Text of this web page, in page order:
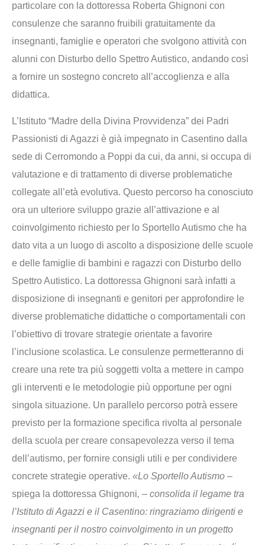
particolare con la dottoressa Roberta Ghignoni con
consulenze che saranno fruibili gratuitamente da
insegnanti, famiglie e operatori che svolgono attività con
alunni con Disturbo dello Spettro Autistico, andando così
a fornire un sostegno concreto all’accoglienza e alla
didattica.
L’Istituto “Madre della Divina Provvidenza” dei Padri
Passionisti di Agazzi è già impegnato in Casentino dalla
sede di Cerromondo a Poppi da cui, da anni, si occupa di
valutazione e di trattamento di diverse problematiche
collegate all’età evolutiva. Questo percorso ha conosciuto
ora un ulteriore sviluppo grazie all’attivazione e al
coinvolgimento richiesto per lo Sportello Autismo che ha
dato vita a un luogo di ascolto a disposizione delle scuole
e delle famiglie di bambini e ragazzi con Disturbo dello
Spettro Autistico. La dottoressa Ghignoni sarà infatti a
disposizione di insegnanti e genitori per approfondire le
diverse problematiche didattiche o comportamentali con
l’obiettivo di trovare strategie orientate a favorire
l’inclusione scolastica. Le consulenze permetteranno di
creare una rete tra più soggetti volta a mettere in campo
gli interventi e le metodologie più opportune per ogni
singola situazione. Un parallelo percorso potrà essere
previsto per la formazione specifica rivolta al personale
della scuola per creare consapevolezza verso il tema
dell’autismo, per fornire consigli utili e per condividere
concrete strategie operative. «Lo Sportello Autismo –
spiega la dottoressa Ghignoni, – consolida il legame tra
l’Istituto di Agazzi e il Casentino: ringraziamo dirigenti e
insegnanti per il nostro coinvolgimento in un progetto